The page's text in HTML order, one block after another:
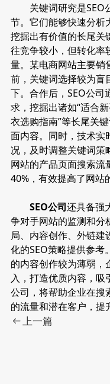
关键词研究是SEO
节。它们能够快速分析
挖掘出有价值的长尾关
往竞争较小，但转化率
量。某电商网站主要销
前，关键词选择较为盲
下。合作后，SEO公
求，挖掘出诸如“适合
衣选购指南”等长尾关
面内容。同时，技术实
况，及时调整关键词策
网站的产品页面搜索流
40%，有效提高了网站
SEO公司还具备强
争对手网站的监测和分
局、内容创作、外链
化的SEO策略提供参
的内容创作较为薄弱，
入，打造优质内容，吸
公司，将帮助企业在搜
的流量和潜在客户，提
上一篇